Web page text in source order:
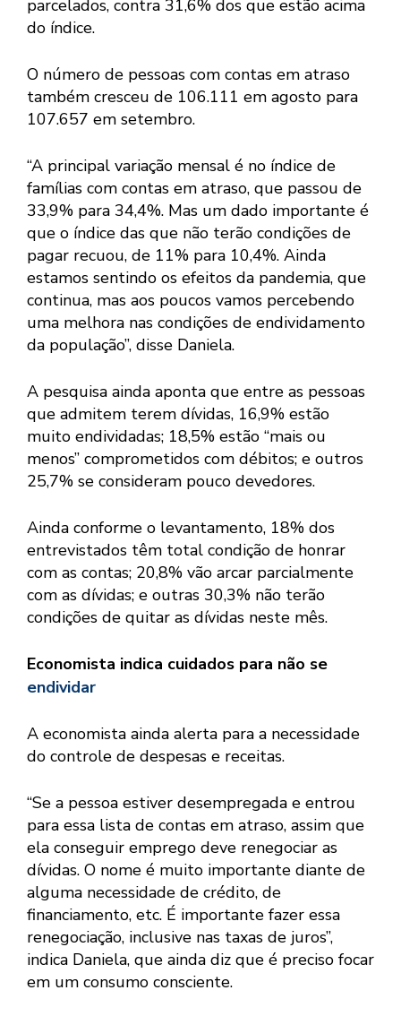
parcelados, contra 31,6% dos que estão acima
do índice.
O número de pessoas com contas em atraso
também cresceu de 106.111 em agosto para
107.657 em setembro.
“A principal variação mensal é no índice de
famílias com contas em atraso, que passou de
33,9% para 34,4%. Mas um dado importante é
que o índice das que não terão condições de
pagar recuou, de 11% para 10,4%. Ainda
estamos sentindo os efeitos da pandemia, que
continua, mas aos poucos vamos percebendo
uma melhora nas condições de endividamento
da população”, disse Daniela.
A pesquisa ainda aponta que entre as pessoas
que admitem terem dívidas, 16,9% estão
muito endividadas; 18,5% estão “mais ou
menos” comprometidos com débitos; e outros
25,7% se consideram pouco devedores.
Ainda conforme o levantamento, 18% dos
entrevistados têm total condição de honrar
com as contas; 20,8% vão arcar parcialmente
com as dívidas; e outras 30,3% não terão
condições de quitar as dívidas neste mês.
Economista indica cuidados para não se
endividar
A economista ainda alerta para a necessidade
do controle de despesas e receitas.
“Se a pessoa estiver desempregada e entrou
para essa lista de contas em atraso, assim que
ela conseguir emprego deve renegociar as
dívidas. O nome é muito importante diante de
alguma necessidade de crédito, de
financiamento, etc. É importante fazer essa
renegociação, inclusive nas taxas de juros”,
indica Daniela, que ainda diz que é preciso focar
em um consumo consciente.